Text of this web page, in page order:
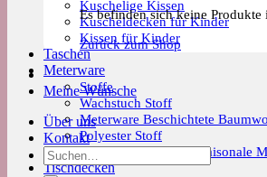
Kuschelige Kissen
Kuscheldecken für Kinder
Kissen für Kinder
Taschen
Meterware
Stoffe
Wachstuch Stoff
Meterware Beschichtete
Polyester Stoff
Meterware Trends & Saisonale
Tischdecken
Es befinden sich keine Produkte
Zurück zum Shop
Meine Wünsche
Über uns
Kontakt
Suchen
nach: